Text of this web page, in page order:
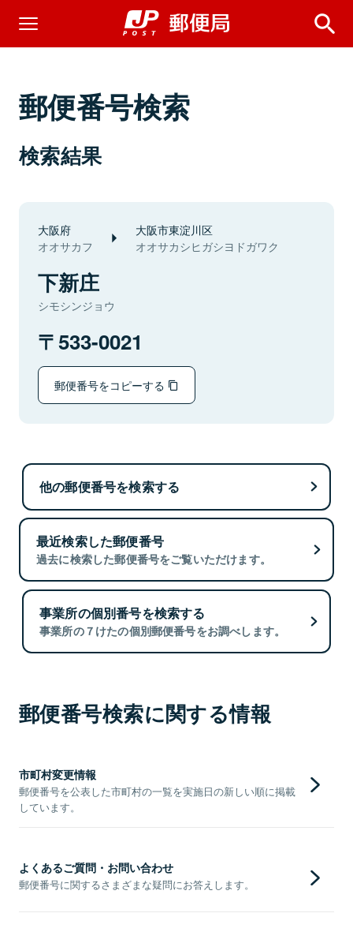
郵便番号検索
検索結果
大阪府
オオサカフ
大阪市東淀川区
オオサカシヒガシヨドガワク
下新庄
シモシンジョウ
533-0021
郵便番号をコピーする
他の郵便番号を検索する
最近検索した郵便番号
過去に検索した郵便番号をご覧いただけます。
事業所の個別番号を検索する
事業所の７けたの個別郵便番号をお調べします。
郵便番号検索に関する情報
市町村変更情報
郵便番号を公表した市町村の一覧を実施日の新しい順に掲載
しています。
よくあるご質問・お問い合わせ
郵便番号に関するさまざまな疑問にお答えします。